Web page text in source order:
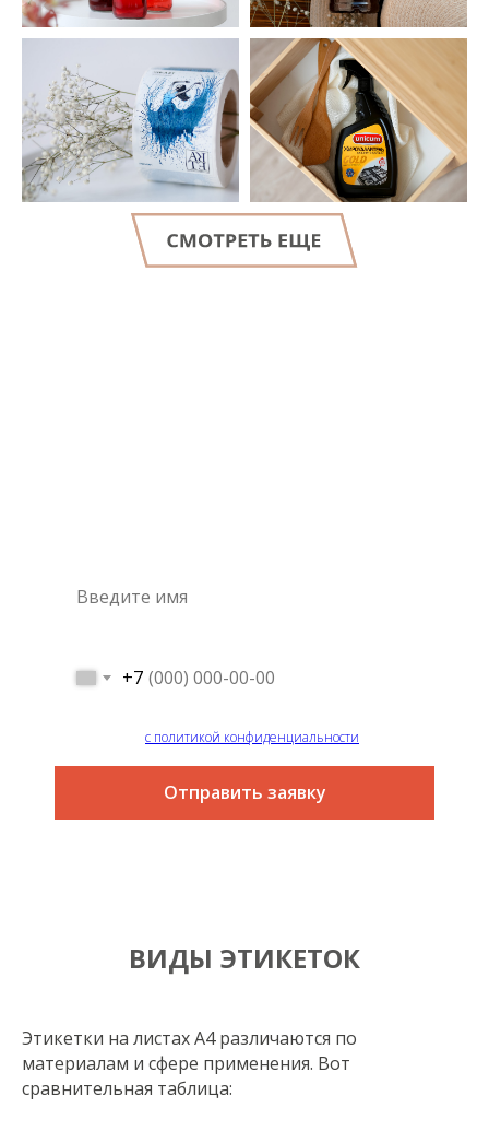
LET'S GO!
+7
с политикой конфиденциальности
Отправить заявку
ВИДЫ ЭТИКЕТОК
Этикетки на листах А4 различаются по
материалам и сфере применения. Вот
сравнительная таблица: